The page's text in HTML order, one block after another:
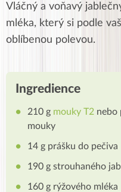
Vláčný a voňavý
mléka, který si podle
oblíbenou polevou.
Ingredience
210 g mouky T2 nebo
mouky
14 g prášku do pečiva
190 g strouhaného
160 g rýžového mléka